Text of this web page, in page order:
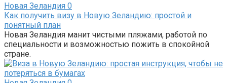
Новая Зеландия 0
Как получить визу в Новую Зеландию: простой и
понятный план
Новая Зеландия манит чистыми пляжами, работой по
специальности и возможностью пожить в спокойной
стране.